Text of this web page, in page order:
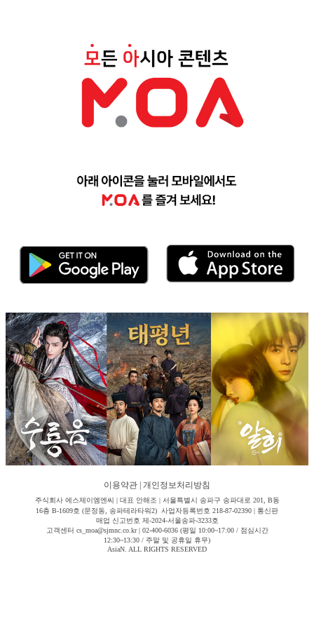
이용약관 개인정보처리방침
주식회사 에스제이엠엔씨 | 대표 안해조 | 서울특별시 송파구 송파대로 201, B동
16층 B-1609호 (문정동, 송파테라타워2) 사업자등록번호 218-87-02390 | 통신판
매업 신고번호 제-2024-서울송파-3233호
고객센터 cs_moa@sjmnc.co.kr | 02-400-6036 (평일 10:00~17:00 / 점심시간
12:30~13:30 / 주말 및 공휴일 휴무)
AsiaN. ALL RIGHTS RESERVED